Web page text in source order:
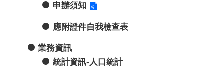
申辦須知
應附證件自我檢查表
業務資訊
統計資訊-人口統計